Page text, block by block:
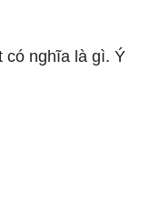
có nghĩa là gì. Ý